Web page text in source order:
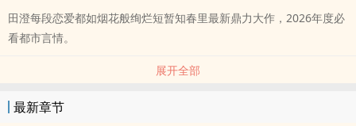
田澄每段恋爱都如烟花般绚烂短暂知春里最新鼎力大作，2026年度必
看都市言情。
展开全部
最新章节